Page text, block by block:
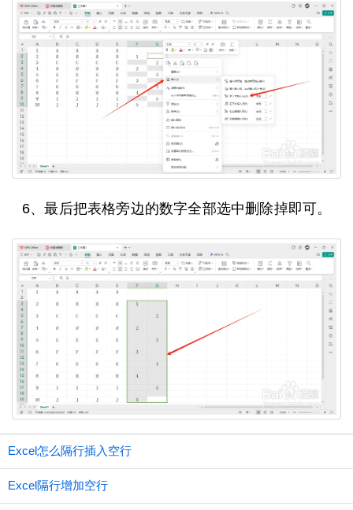
6、最后把表格旁边的数字全部选中删除掉即可。
Excel怎么隔行插入空行
Excel隔行增加空行